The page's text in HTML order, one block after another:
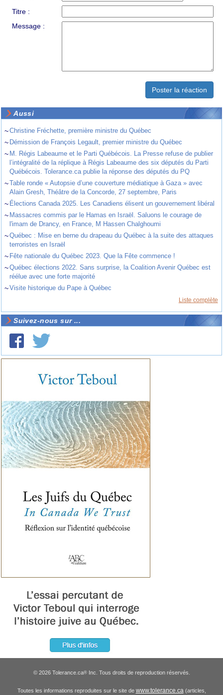
Titre :
Message :
Aussi
~Christine Fréchette, première ministre du Québec
~ Démission de François Legault, premier ministre du Québec
~ M. Régis Labeaume et le Parti Québécois. La Presse refuse de publier
l’intégralité de la réplique à Régis Labeaume des six députés du Parti
Québécois. Tolerance.ca publie la réponse des députés du PQ
~Table ronde « Autopsie d’une couverture médiatique à Gaza » avec
Alain Gresh, Théâtre de la Concorde, 27 septembre, Paris
~ Élections Canada 2025. Les Canadiens élisent un gouvernement libéral
~ Massacres commis par le Hamas en Israël. Saluons le courage de
l'imam de Drancy, en France, M Hassen Chalghoumi
~Québec : Mise en berne du drapeau du Québec à la suite des attaques
terroristes en Israël
~ Fête nationale du Québec 2023. Que la Fête commence !
~Québec élections 2022. Sans surprise, la Coalition Avenir Québec est
réélue avec une forte majorité
~Visite historique du Pape à Québec
Liste complète
Suivez-nous sur ...
© 2026 Tolerance.ca®Inc. Tous droits de reproduction réservés.
Toutes les informations reproduites sur le site de www.tolerance.ca (articles,